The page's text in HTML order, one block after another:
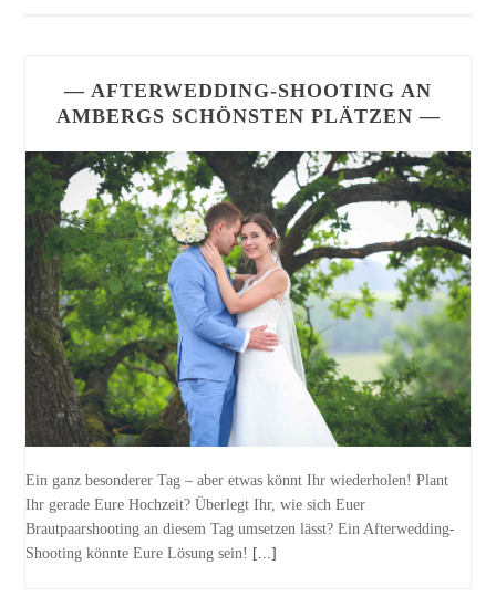
— AFTERWEDDING-SHOOTING AN
AMBERGS SCHÖNSTEN PLÄTZEN —
Ein ganz besonderer Tag – aber etwas könnt Ihr wiederholen! Plant
Ihr gerade Eure Hochzeit? Überlegt Ihr, wie sich Euer
Brautpaarshooting an diesem Tag umsetzen lässt? Ein Afterwedding-
Shooting könnte Eure Lösung sein! [...]